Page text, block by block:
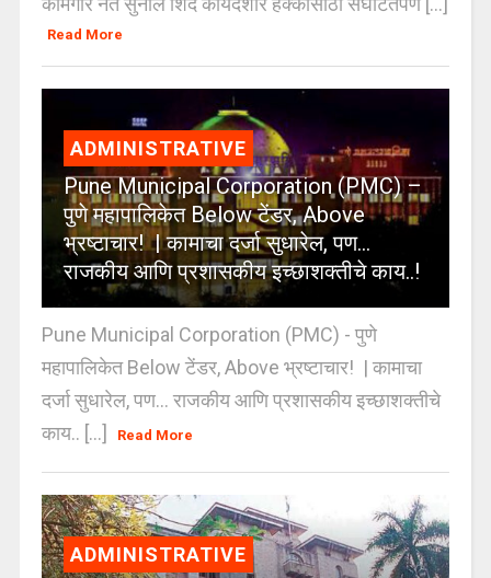
Read More
ADMINISTRATIVE
Pune Municipal Corporation (PMC) –
पुणे महापालिकेत Below टेंडर, Above
भ्रष्टाचार! | कामाचा दर्जा सुधारेल, पण…
राजकीय आणि प्रशासकीय इच्छाशक्तीचे काय..!
Pune Municipal Corporation (PMC) - पुणे
महापालिकेत Below टेंडर, Above भ्रष्टाचार! | कामाचा
दर्जा सुधारेल, पण… राजकीय आणि प्रशासकीय इच्छाशक्तीचे
काय.. [...]
Read More
ADMINISTRATIVE